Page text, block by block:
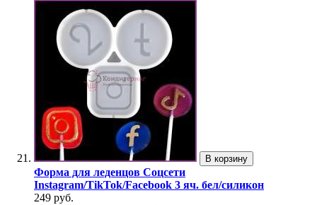
В корзину
Форма для леденцов Соцсети
Instagram/TikTok/Facebook 3 яч. бел/силикон
249 руб.